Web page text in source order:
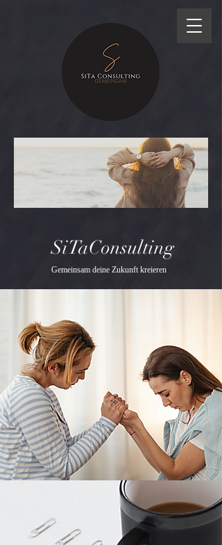
SiTaConsulting
Gemeinsam deine Zukunft kreieren